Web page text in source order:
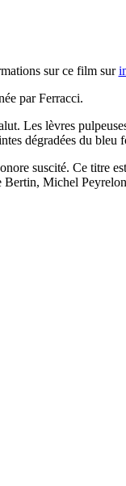
sur ce film sur
par Ferracci.
Les lèvres
dégradées du
suscité. Ce titre
Bertin, Michel